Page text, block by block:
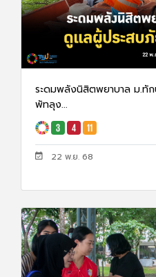
ระดมพลังนิสิตพยาบาล ม.ทั
พัทลุง...
22 พ.ย. 68